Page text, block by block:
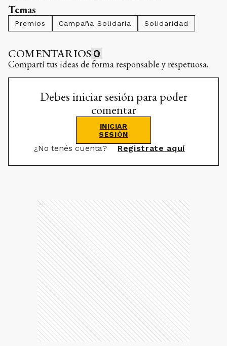
Temas
Premios Campaña Solidaria Solidaridad
COMENTARIOS 0
Compartí tus ideas de forma responsable y respetuosa.
Debes iniciar sesión para poder
comentar
INICIAR
SESIÓN
¿No tenés cuenta? Registrate aquí
Ads